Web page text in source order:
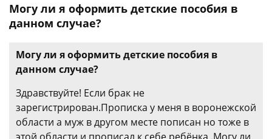
Могу ли я оформить детские пособия в
данном случае?
Могу ли я оформить детские пособия в
данном случае?
Здравствуйте! Если брак не
зарегистрирован.Прописка у меня в воронежской
области а муж в другом месте пописан но тоже в